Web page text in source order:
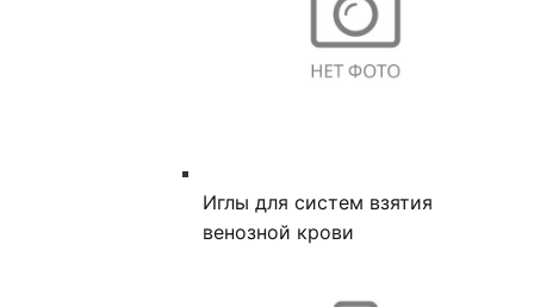
Иглы для систем взятия
венозной крови